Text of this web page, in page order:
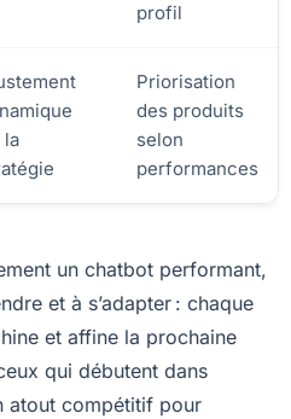
profil
la
Priorisation
des produits
selon
performances
un chatbot performant,
et à s’adapter : chaque
et affine la prochaine
qui débutent dans
atout compétitif pour